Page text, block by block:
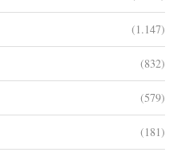
(1.147)
(832)
(579)
(181)